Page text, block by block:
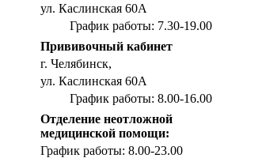
ул. Каслинская 60А
График работы: 7.30-19.00
Прививочный кабинет
г. Челябинск,
ул. Каслинская 60А
График работы: 8.00-16.00
Отделение неотложной
медицинской помощи:
График работы: 8.00-23.00